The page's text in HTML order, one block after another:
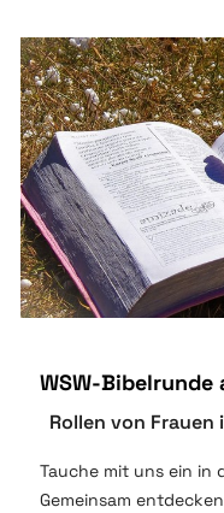
WSW-Bibelrunde
Rollen von Frauen
Tauche mit uns ein in
Gemeinsam